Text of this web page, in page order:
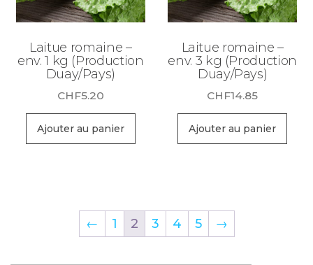
Laitue romaine –
env. 1 kg (Production
Duay/Pays)
CHF5.20
Ajouter au panier
Laitue romaine –
env. 3 kg (Production
Duay/Pays)
CHF14.85
Ajouter au panier
← 1 2 3 4 5 →